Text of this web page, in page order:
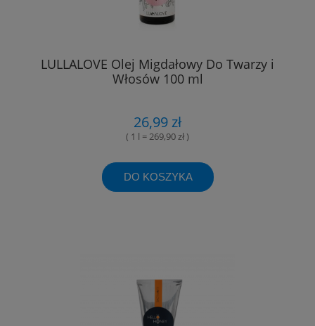
LULLALOVE Olej Migdałowy Do Twarzy i
Włosów 100 ml
26,99 zł
( 1 l = 269,90 zł )
DO KOSZYKA